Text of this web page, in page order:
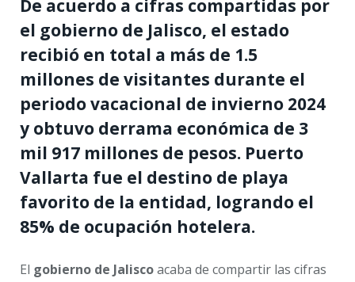
De acuerdo a cifras compartidas por
el gobierno de Jalisco, el estado
recibió en total a más de 1.5
millones de visitantes durante el
periodo vacacional de invierno 2024
y obtuvo derrama económica de 3
mil 917 millones de pesos. Puerto
Vallarta fue el destino de playa
favorito de la entidad, logrando el
85% de ocupación hotelera.
El gobierno de Jaliscoacaba de compartir las cifras